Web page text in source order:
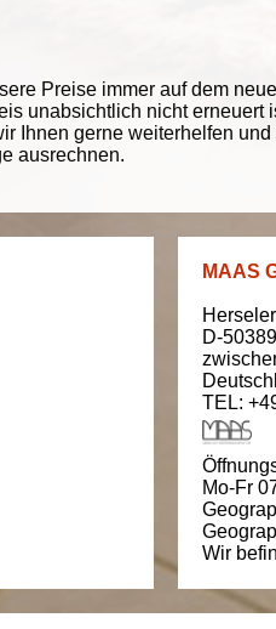
Preise immer auf dem
unabsichtlich nicht erneuert
Ihnen gerne weiterhelfen und
ausrechnen.
MAAS
D-50389
TEL:
Mo-Fr
Wir